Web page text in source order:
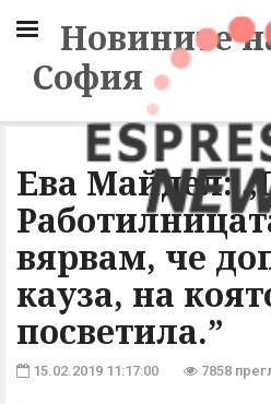
Новините
София
Ева Майдел:
вярвам, че
кауза, на
посветила.”
15.02.2019 11:17:00 7858